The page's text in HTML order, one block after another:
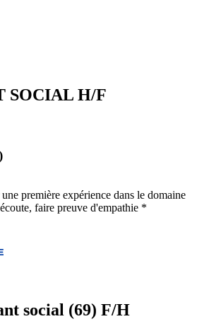
SOCIAL H/F
première expérience dans le domaine
faire preuve d'empathie *
social (69) F/H